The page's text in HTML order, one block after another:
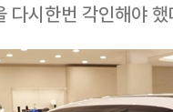
다시한번 각인해야 했